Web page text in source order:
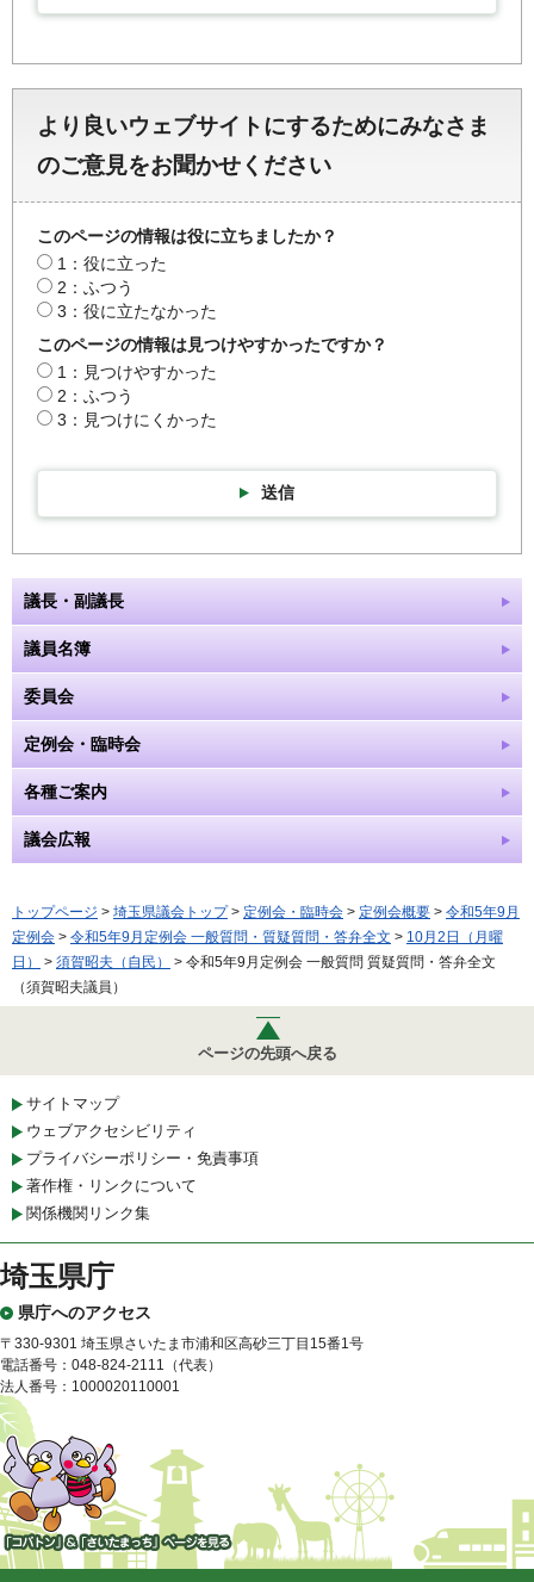
より良いウェブサイトにするためにみなさま
のご意見をお聞かせください
このページの情報は役に立ちましたか？
1：役に立った
2：ふつう
3：役に立たなかった
このページの情報は見つけやすかったですか？
1：見つけやすかった
2：ふつう
3：見つけにくかった
送信
議長・副議長
議員名簿
委員会
定例会・臨時会
各種ご案内
議会広報
トップページ > 埼玉県議会トップ> 定例会・臨時会 > 定例会概要 > 令和5年9月
定例会 > 令和5年9月定例会 一般質問・質疑質問・答弁全文 > 10月2日（月曜
日）
> 須賀昭夫（自民）
> 令和5年9月定例会 一般質問 質疑質問・答弁全文
（須賀昭夫議員）
ページの先頭へ戻る
サイトマップ
ウェブアクセシビリティ
プライバシーポリシー・免責事項
著作権・リンクについて
関係機関リンク集
埼玉県庁
県庁へのアクセス
〒330-9301 埼玉県さいたま市浦和区高砂三丁目15番1号
電話番号：048-824-2111（代表）
法人番号：1000020110001
「コバトン」&「さいたまっ